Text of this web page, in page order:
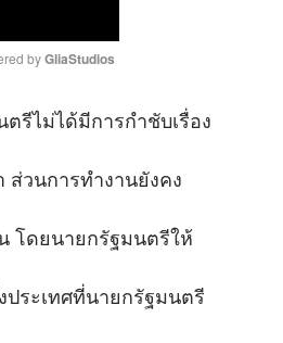
M
t
by GliaStudios
รีไม่ได้มีการกำชับเรื่อง
ส่วนการทำงานยังคง
โดยนายกรัฐมนตรีให้
ระเทศที่นายกรัฐมนตรี